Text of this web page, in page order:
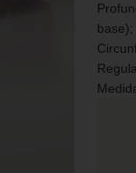
base);